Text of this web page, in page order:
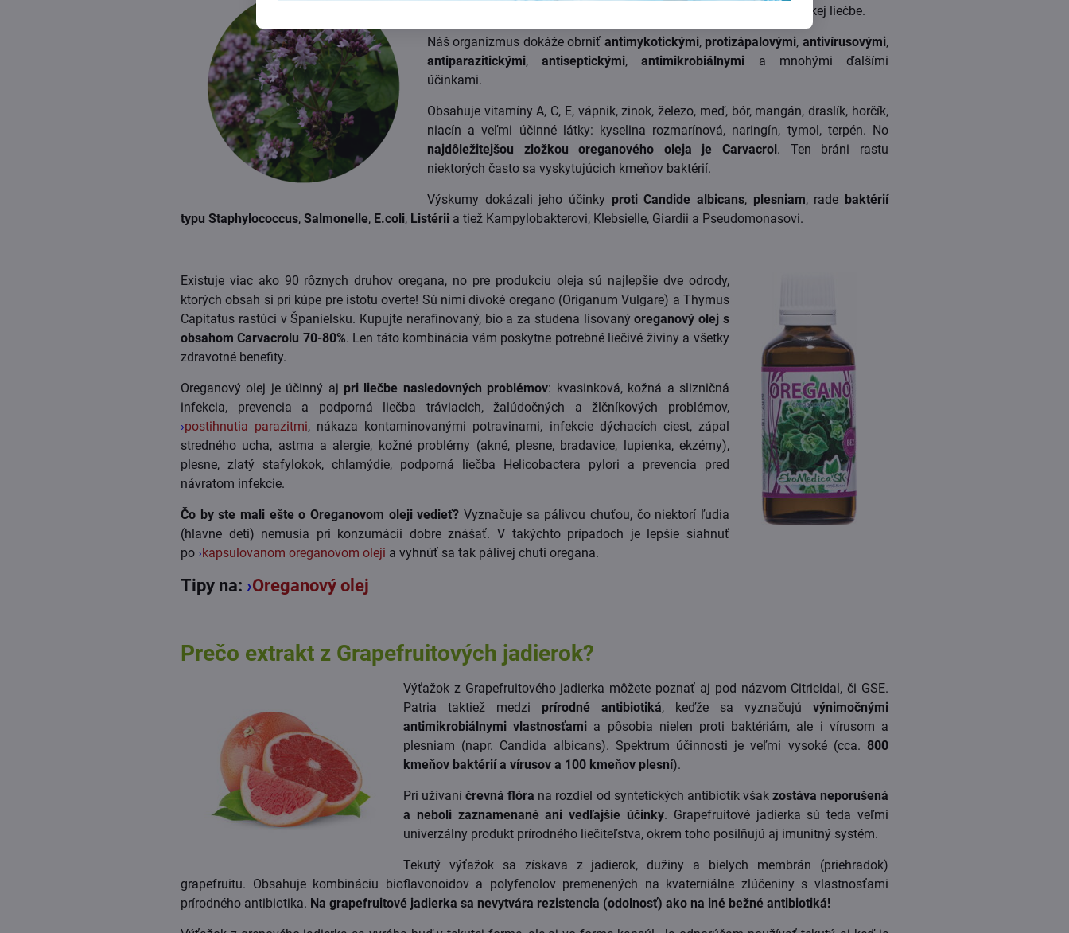
poradiť dokonca i s baktériami rezistentnými voči klasickej antibiotickej liečbe.
Náš organizmus dokáže obrniť antimykotickými, protizápalovými, antivírusovými,
antiparazitickými,antiseptickými,antimikrobiálnymi a mnohými ďalšími
účinkami.
Obsahuje vitamíny A, C, E, vápnik, zinok, železo, meď, bór, mangán, draslík, horčík,
niacín a veľmi účinné látky: kyselina rozmarínová, naringín, tymol, terpén. No
najdôležitejšou zložkou oreganového oleja je Carvacrol. Ten bráni rastu
niektorých často sa vyskytujúcich kmeňov baktérií.
Výskumy dokázali jeho účinky proti Candide albicans, plesniam, rade baktérií
typu Staphylococcus, Salmonelle, E.coli, Listériia tiež Kampylobakterovi, Klebsielle, Giardii a Pseudomonasovi.
Existuje viac ako 90 rôznych druhov oregana, no pre produkciu oleja sú najlepšie dve odrody,
ktorých obsah si pri kúpe pre istotu overte! Sú nimi divoké oregano (Origanum Vulgare) a Thymus
Capitatus rastúci v Španielsku. Kupujte nerafinovaný, bio a za studena lisovanýoreganový olej s
obsahom Carvacrolu 70-80%. Len táto kombinácia vám poskytne potrebné liečivé živiny a všetky
zdravotné benefity.
Oreganový olej je účinný aj pri liečbe nasledovných problémov: kvasinková, kožná a slizničná
infekcia, prevencia a podporná liečba tráviacich, žalúdočných a žlčníkových problémov,
›postihnutia parazitmi, nákaza kontaminovanými potravinami, infekcie dýchacích ciest, zápal
stredného ucha, astma a alergie, kožné problémy (akné, plesne, bradavice, lupienka, ekzémy),
plesne, zlatý stafylokok, chlamýdie, podporná liečba Helicobactera pylori a prevencia pred
návratom infekcie.
Čo by ste mali ešte o Oreganovom oleji vedieť? Vyznačuje sa pálivou chuťou, čo niektorí ľudia
(hlavne deti) nemusia pri konzumácii dobre znášať. V takýchto prípadoch je lepšie siahnuť
po ›kapsulovanom oreganovom oleji a vyhnúť sa tak pálivej chuti oregana.
Tipy na: ›Oreganový olej
Prečo extrakt z Grapefruitových jadierok?
Výťažok z Grapefruitového jadierka môžete poznať aj pod názvom Citricidal, či GSE.
Patria taktiež medzi prírodné antibiotiká, keďže sa vyznačujú výnimočnými
antimikrobiálnymi vlastnosťami a pôsobia nielen proti baktériám, ale i vírusom a
plesniam (napr. Candida albicans). Spektrum účinnosti je veľmi vysoké (cca. 800
kmeňov baktérií a vírusov a 100 kmeňov plesní).
Pri užívaníčrevná flóra na rozdiel od syntetických antibiotík však zostáva neporušená
a neboli zaznamenané ani vedľajšie účinky. Grapefruitové jadierka sú teda veľmi
univerzálny produkt prírodného liečiteľstva, okrem toho posilňujú aj imunitný systém.
Tekutý výťažok sa získava z jadierok, dužiny a bielych membrán (priehradok)
grapefruitu. Obsahuje kombináciu bioflavonoidov a polyfenolov premenených na kvaterniálne zlúčeniny s vlastnosťami
prírodného antibiotika. Na grapefruitové jadierka sa nevytvára rezistencia (odolnosť) ako na iné bežné antibiotiká!